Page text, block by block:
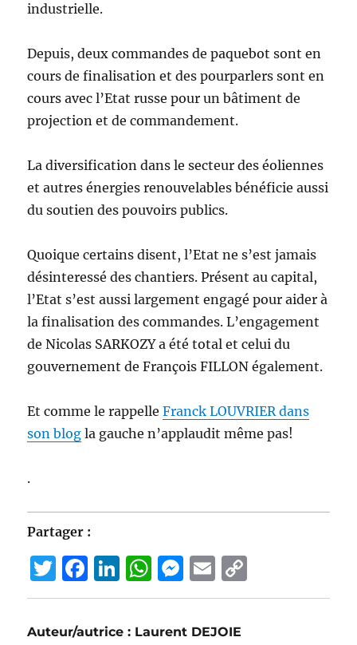
industrielle.
Depuis, deux commandes de paquebot sont en
cours de finalisation et des pourparlers sont en
cours avec l’Etat russe pour un bâtiment de
projection et de commandement.
La diversification dans le secteur des éoliennes
et autres énergies renouvelables bénéficie aussi
du soutien des pouvoirs publics.
Quoique certains disent, l’Etat ne s’est jamais
désinteressé des chantiers. Présent au capital,
l’Etat s’est aussi largement engagé pour aider à
la finalisation des commandes. L’engagement
de Nicolas SARKOZY a été total et celui du
gouvernement de François FILLON également.
Et comme le rappelleFranck LOUVRIER dans
son blog la gauche n’applaudit même pas!
.
Partager :
T
w
it
F
a
c
Li
n
W
h
M
e
ss
E
m
ai
o
Auteur/autrice : Laurent DEJOIE